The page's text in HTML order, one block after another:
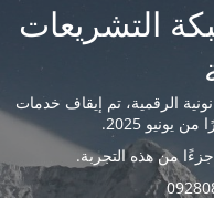
التشريعات
الرقمية، تم إيقاف خدمات
يونيو 2025.
من هذه التجربة.